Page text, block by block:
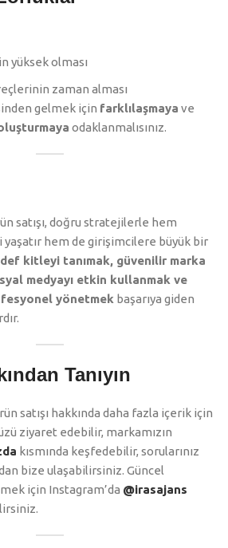
yüksek olması
zaman alması
gelmek için farklılaşmaya ve
odaklanmalısınız.
satışı, doğru stratejilerle hem
hem de girişimcilere büyük bir
kitleyi tanımak, güvenilir marka
medyayı etkin kullanmak ve
yönetmek başarıya giden
Tanıyın
satışı hakkında daha fazla içerik için
ziyaret edebilir, markamızın
kısmında keşfedebilir, sorularınız
bize ulaşabilirsiniz. Güncel
için Instagram’da @irasajans